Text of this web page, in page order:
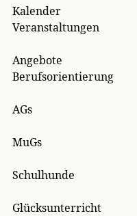
Kalender
Veranstaltungen
Angebote
Berufsorientierung
AGs
MuGs
Schulhunde
Glücksunterricht